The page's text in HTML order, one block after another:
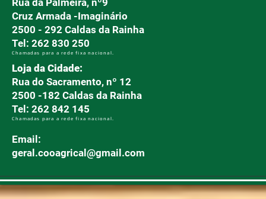
Rua da Palmeira, nº9
Cruz Armada -Imaginário
2500 - 292 Caldas da Rainha
Tel: 262 830 250
Chamadas para a rede fixa nacional.
Loja da Cidade:
Rua do Sacramento, nº 12
2500 -182 Caldas da Rainha
Tel: 262 842 145
Chamadas para a rede fixa nacional.
Email:
geral.cooagrical@gmail.com